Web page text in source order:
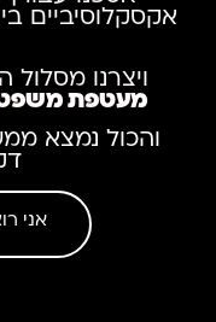
אקסקלוסיביים
ויצרנו מסלול
מעטפת
אני